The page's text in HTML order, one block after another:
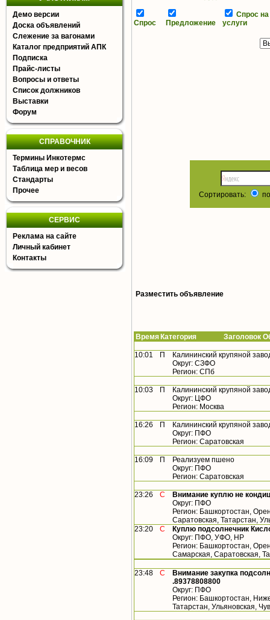
Демо версии
Доска объявлений
Слежение за вагонами
Каталог предприятий АПК
Подписка
Прайс-листы
Вопросы и ответы
Список должников
Выставки
Форум
СПРАВОЧНИК
Термины Инкотермс
Таблица мер и весов
Стандарты
Прочее
СЕРВИС
Реклама на сайте
Личный кабинет
Контакты
Спрос Предложение
Спрос на
услуги
Сортировать:
Разместить объявление
Время Категория Заголовок
10:01 П
Калининский крупяной
Округ: СЗФО
Регион: СПб
10:03 П
Калининский крупяной
Округ: ЦФО
Регион: Москва
16:26 П
Калининский крупяной
Округ: ПФО
Регион: Саратовская
16:09 П
Реализуем пшено
Округ: ПФО
Регион: Саратовская
23:26 С
Внимание куплю не
Округ: ПФО
Регион: Башкортостан,
Саратовская, Татарстан,
23:20
С
Куплю подсолнечник
Округ: ПФО, УФО, НР
Регион: Башкортостан,
Самарская, Саратовская,
23:48 С
Внимание закупка
.89378808800
Округ: ПФО
Регион: Башкортостан,
Татарстан, Ульяновская,